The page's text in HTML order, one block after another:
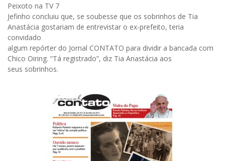
Peixoto na TV 7
Jefinho concluiu que, se soubesse que os sobrinhos de Tia
Anastácia gostariam de entrevistar o ex-prefeito, teria
convidado
algum repórter do Jornal CONTATO para dividir a bancada com
Chico Oiring. “Tá registrado”, diz Tia Anastácia aos
seus sobrinhos.